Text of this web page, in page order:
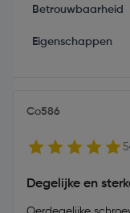
Betrouwbaarheid
Eigenschappen
Co586
5
Degelijke en